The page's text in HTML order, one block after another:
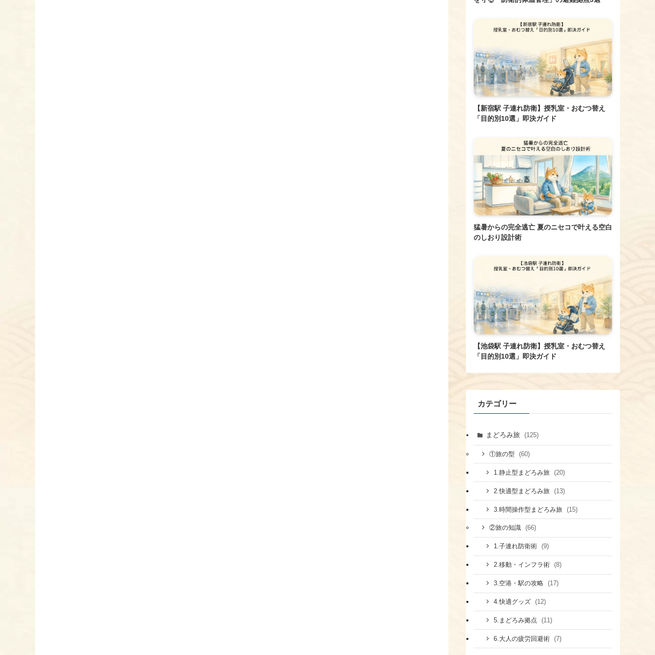
【新宿駅 子連れ防衛】授乳室・おむつ替え
「目的別10選」即決ガイド
猛暑からの完全逃亡 夏のニセコで叶える空白
のしおり設計術
【池袋駅 子連れ防衛】授乳室・おむつ替え
「目的別10選」即決ガイド
カテゴリー
まどろみ旅 (125)
①旅の型 (60)
1.静止型まどろみ旅 (20)
2.快適型まどろみ旅 (13)
3.時間操作型まどろみ旅 (15)
②旅の知識 (66)
1.子連れ防衛術 (9)
​2.移動・インフラ術 (8)
​3.空港・駅の攻略 (17)
​4.快適グッズ (12)
​5.まどろみ拠点 (11)
6.大人の疲労回避術 (7)